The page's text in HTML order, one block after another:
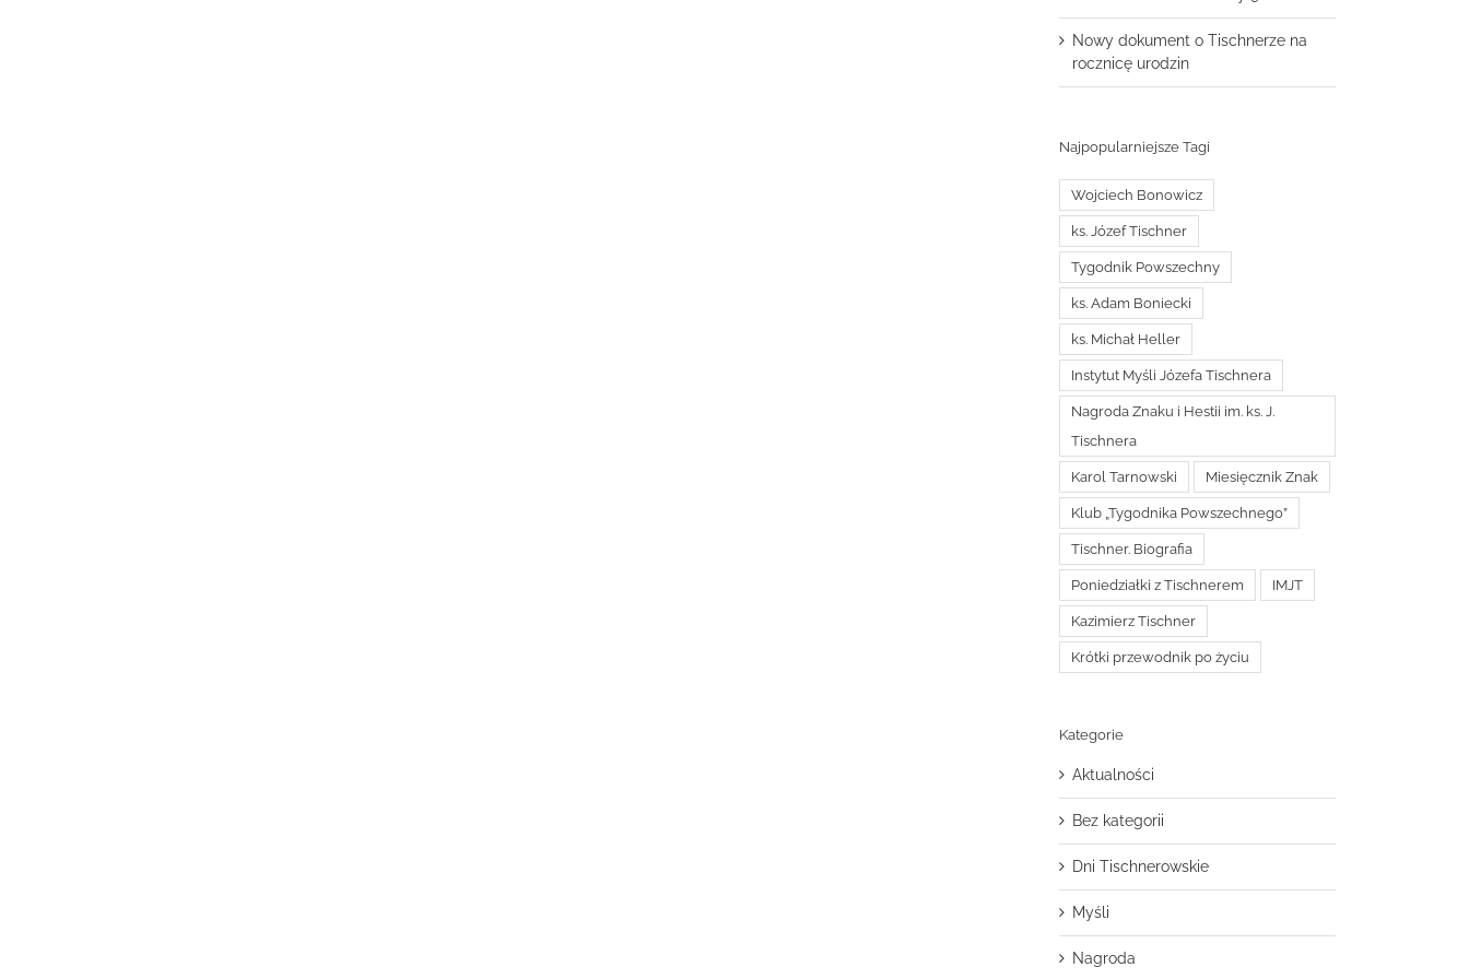
Nowy dokument o Tischnerze na
rocznicę urodzin
Najpopularniejsze Tagi
Wojciech Bonowicz
ks. Józef Tischner
Tygodnik Powszechny
ks. Adam Boniecki
ks. Michał Heller
Instytut Myśli Józefa Tischnera
Nagroda Znaku i Hestii im. ks. J.
Tischnera
Karol Tarnowski Miesięcznik Znak
Klub „Tygodnika Powszechnego”
Tischner. Biografia
Poniedziałki z Tischnerem IMJT
Kazimierz Tischner
Krótki przewodnik po życiu
Kategorie
Aktualności
Bez kategorii
Dni Tischnerowskie
Myśli
Nagroda